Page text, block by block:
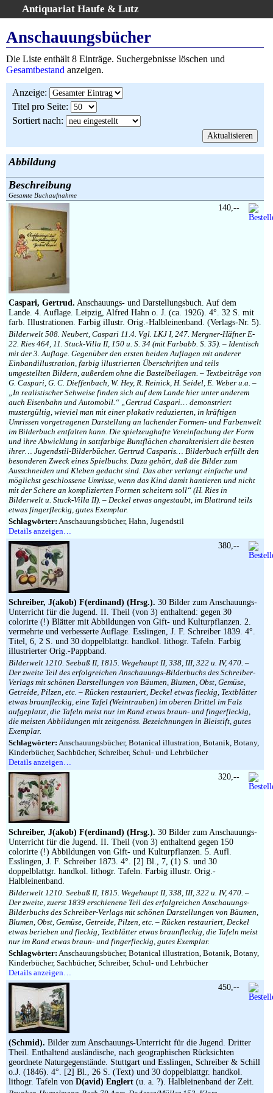
Antiquariat Haufe & Lutz
Home
Gesamtbestand
Kategorien
Schlagwörter
Suchergebnisse
AGB
Widerruf
Über uns
Aktuelle Kataloge
Kontakt
Ankauf
Links
Anschauungsbücher
Die Liste enthält 8 Einträge. Suchergebnisse löschen und
Gesamtbestand anzeigen.
Anzeige:
Titel pro Seite:
Sortiert nach:
Abbildung
Beschreibung
Gesamte Buchaufnahme
Caspari, Gertrud. Anschauungs- und Darstellungsbuch. Auf dem
Lande. 4. Auflage. Leipzig, Alfred Hahn o. J. (ca. 1926). 4°. 32 S. mit
farb. Illustrationen. Farbig illustr. Orig.-Halbleinenband. (Verlags-Nr. 5).
Bilderwelt 508. Neubert, Caspari 11.4. Vgl. LKJ I, 247. Mergner-Häfner E-
22. Ries 464, 11. Stuck-Villa II, 150 u. S. 34 (mit Farbabb. S. 35). – Identisch
mit der 3. Auflage. Gegenüber den ersten beiden Auflagen mit anderer
Einbandillustration, farbig illustrierten Überschriften und teils
umgestellten Bildern, außerdem ohne die Bastelbeilagen. – Textbeiträge von
G. Caspari, G. C. Dieffenbach, W. Hey, R. Reinick, H. Seidel, E. Weber u.a. –
„In realistischer Sehweise finden sich auf dem Lande hier unter anderem
auch Eisenbahn und Automobil.“ „Gertrud Caspari… demonstriert
mustergültig, wieviel man mit einer plakativ reduzierten, in kräftigen
Umrissen vorgetragenen Darstellung an lachender Formen- und Farbenwelt
im Bilderbuch entfalten kann. Die spielzeughafte Vereinfachung der Form
und ihre Abwicklung in sattfarbige Buntflächen charakterisiert die besten
ihrer… Jugendstil-Bilderbücher. Gertrud Casparis… Bilderbuch erfüllt den
besonderen Zweck eines Spielbuchs. Dazu gehört, daß die Bilder zum
Ausschneiden und Kleben gedacht sind. Das aber verlangt einfache und
möglichst geschlossene Umrisse, wenn das Kind damit hantieren und nicht
mit der Schere an komplizierten Formen scheitern soll“ (H. Ries in
Bilderwelt u. Stuck-Villa II). – Deckel etwas angestaubt, im Blattrand teils
etwas fingerfleckig, gutes Exemplar.
Schlagwörter: Anschauungsbücher, Hahn, Jugendstil
Details anzeigen…
140,--
Schreiber, J(akob) F(erdinand) (Hrsg.). 30 Bilder zum Anschauungs-
Unterricht für die Jugend. II. Theil (von 3) enthaltend: gegen 30
colorirte (!) Blätter mit Abbildungen von Gift- und Kulturpflanzen. 2.
vermehrte und verbesserte Auflage. Esslingen, J. F. Schreiber 1839. 4°.
Titel, 6, 2 S. und 30 doppelblattgr. handkol. lithogr. Tafeln. Farbig
illustrierter Orig.-Pappband.
Bilderwelt 1210. Seebaß II, 1815. Wegehaupt II, 338, III, 322 u. IV, 470. –
Der zweite Teil des erfolgreichen Anschauungs-Bilderbuchs des Schreiber-
Verlags mit schönen Darstellungen von Bäumen, Blumen, Obst, Gemüse,
Getreide, Pilzen, etc. – Rücken restauriert, Deckel etwas fleckig, Textblätter
etwas braunfleckig, eine Tafel (Weintrauben) im oberen Drittel im Falz
aufgeplatzt, die Tafeln meist nur im Rand etwas braun- und fingerfleckig,
die meisten Abbildungen mit zeitgenöss. Bezeichnungen in Bleistift, gutes
Exemplar.
Schlagwörter: Anschauungsbücher, Botanical illustration, Botanik, Botany,
Kinderbücher, Sachbücher, Schreiber, Schul- und Lehrbücher
Details anzeigen…
380,--
Schreiber, J(akob) F(erdinand) (Hrsg.). 30 Bilder zum Anschauungs-
Unterricht für die Jugend. II. Theil (von 3) enthaltend gegen 150
colorirte (!) Abbildungen von Gift- und Kulturpflanzen. 5. Aufl.
Esslingen, J. F. Schreiber 1873. 4°. [2] Bl., 7, (1) S. und 30
doppelblattgr. handkol. lithogr. Tafeln. Farbig illustr. Orig.-
Halbleinenband.
Bilderwelt 1210. Seebaß II, 1815. Wegehaupt II, 338, III, 322 u. IV, 470. –
Der zweite, zuerst 1839 erschienene Teil des erfolgreichen Anschauungs-
Bilderbuchs des Schreiber-Verlags mit schönen Darstellungen von Bäumen,
Blumen, Obst, Gemüse, Getreide, Pilzen, etc. – Rücken restauriert, Deckel
etwas berieben und fleckig, Textblätter etwas braunfleckig, die Tafeln meist
nur im Rand etwas braun- und fingerfleckig, gutes Exemplar.
Schlagwörter: Anschauungsbücher, Botanical illustration, Botanik, Botany,
Kinderbücher, Sachbücher, Schreiber, Schul- und Lehrbücher
Details anzeigen…
320,--
(Schmid). Bilder zum Anschauungs-Unterricht für die Jugend. Dritter
Theil. Enthaltend ausländische, nach geographischen Rücksichten
geordnete Naturgegenstände. Stuttgart und Esslingen, Schreiber & Schill
o.J. (1846). 4°. [2] Bl., 26 S. (Text) und 30 doppelblattgr. handkol.
lithogr. Tafeln von D(avid) Englert (u. a. ?). Halbleinenband der Zeit.
450,--